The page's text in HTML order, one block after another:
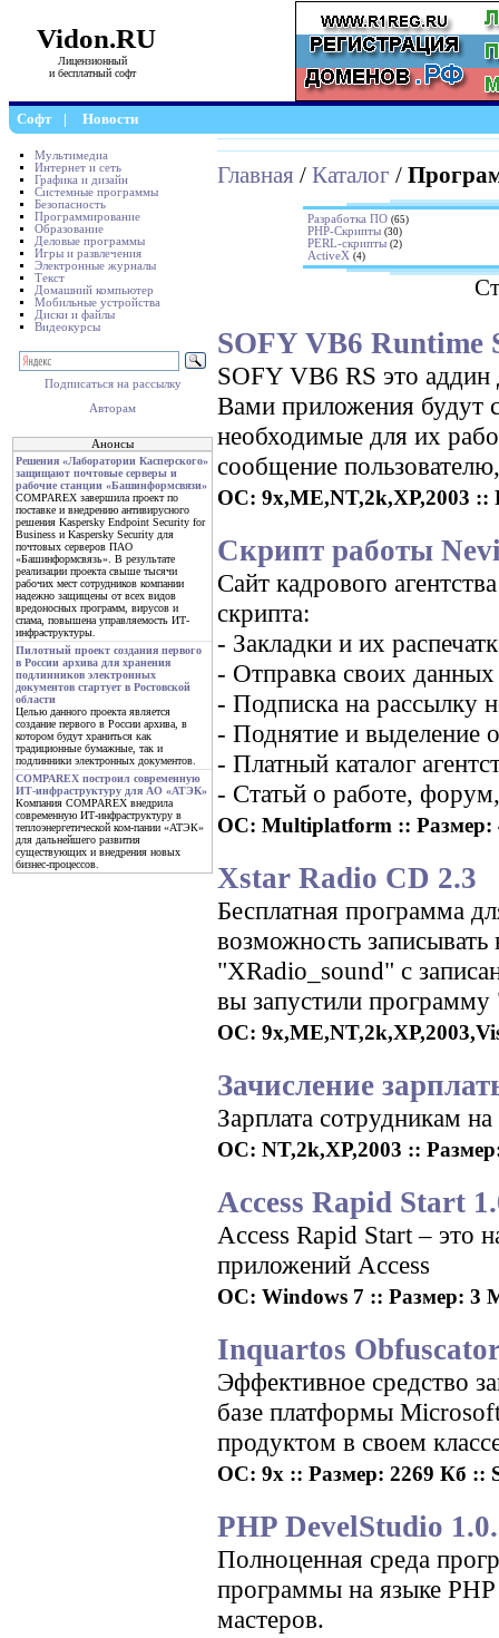
Vidon.RU
Лицензионный
и бесплатный софт
Софт | Новости
Мультимедиа
Интернет и сеть
Графика и дизайн
Системные программы
Безопасность
Программирование
Образование
Деловые программы
Игры и развлечения
Электронные журналы
Текст
Домашний компьютер
Мобильные устройства
Диски и файлы
Видеокурсы
Подписаться на рассылку
Авторам
Анонсы
Решения «Лаборатории Касперского»
защищают почтовые серверы и
рабочие станции «Башинформсвязи»
COMPAREX завершила проект по
поставке и внедрению антивирусного
решения Kaspersky Endpoint Security for
Business и Kaspersky Security для
почтовых серверов ПАО
«Башинформсвязь». В результате
реализации проекта свыше тысячи
рабочих мест сотрудников компании
надежно защищены от всех видов
вредоносных программ, вирусов и
спама, повышена управляемость ИТ-
инфраструктуры.
Пилотный проект создания первого
в России архива для хранения
подлинников электронных
документов стартует в Ростовской
области
Целью данного проекта является
создание первого в России архива, в
котором будут храниться как
традиционные бумажные, так и
подлинники электронных документов.
COMPAREX построил современную
ИТ-инфраструктуру для АО «АТЭК»
Компания COMPAREX внедрила
современную ИТ-инфраструктуру в
теплоэнергетической ком-пании «АТЭК»
для дальнейшего развития
существующих и внедрения новых
бизнес-процессов.
Главная / Каталог /
Разработка ПО (65)
PHP-Скрипты (30)
PERL-скрипты (2)
ActiveX (4)
SOFY VB6 Runtime
SOFY VB6 RS это
Вами приложения будут
необходимые для их
сообщение
ОС: 9x,ME,NT,2k,XP,2003 ::
Скрипт работы
Сайт кадрового
скрипта:
- Закладки и их
- Отправка своих
- Подписка на рассылку
- Поднятие и выделение
- Платный каталог
- Статьй о работе,
ОС: Multiplatform :: Размер:
Xstar Radio CD 2.3
Бесплатная программа
возможность
"XRadio_sound" с
вы запустили
ОС:
Зачисление
Зарплата сотрудникам
ОС: NT,2k,XP,2003 ::
Access Rapid Start
Access Rapid Start – это
приложений Access
ОС: Windows 7 :: Размер: 3
Inquartos
Эффективное средство
базе платформы
продуктом в своем
ОС: 9x :: Размер: 2269 Кб ::
PHP DevelStudio
Полноценная среда
программы на языке
мастеров.